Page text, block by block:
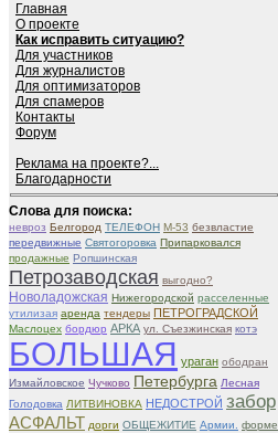
Главная
О проекте
Как исправить ситуацию?
Для участников
Для журналистов
Для оптимизаторов
Для спамеров
Контакты
Форум
Реклама на проекте?...
Благодарности
Слова для поиска:
невроз Белгород ТЕЛЕФОН М-53 безвластие
передвижные Святогоровка Припарковался
продажные Ропшинская
Петрозаводская выгодно?
Новоладожская Нижегородской расселенные
утилизая аренда тендеры ПЕТРОГРАДСКОЙ
Маслоцех бордюр АРКА ул. Съезжинская котэ
БОЛЬШАЯ ураган ободран
Измайловское Чучково Петербурга Лесная
Голодовка ЛИТВИНОВКА НЕДОСТРОЙ забор
АСФАЛЬТ дорги ОБЩЕЖИТИЕ Армии.
форме